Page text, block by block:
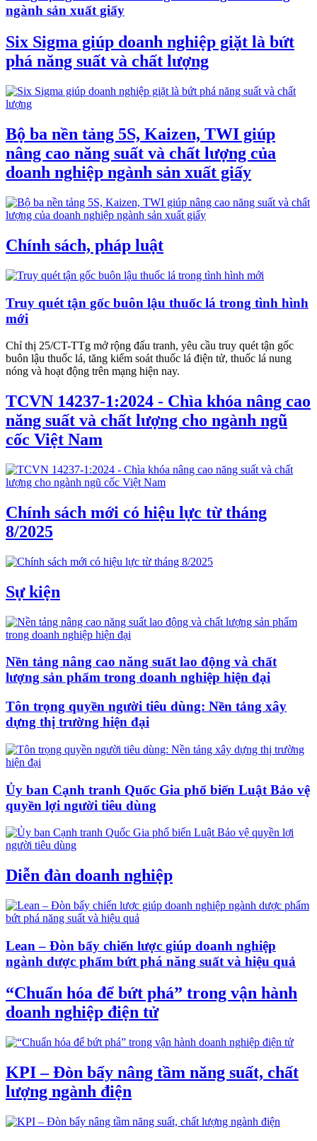
ngành sản xuất giấy
Six Sigma giúp doanh nghiệp giặt là bứt
phá năng suất và chất lượng
Bộ ba nền tảng 5S, Kaizen, TWI giúp
nâng cao năng suất và chất lượng của
doanh nghiệp ngành sản xuất giấy
Chính sách, pháp luật
Truy quét tận gốc buôn lậu thuốc lá trong tình hình
mới
Chỉ thị 25/CT-TTg mở rộng đấu tranh, yêu cầu truy quét tận gốc
buôn lậu thuốc lá, tăng kiểm soát thuốc lá điện tử, thuốc lá nung
nóng và hoạt động trên mạng hiện nay.
TCVN 14237-1:2024 - Chìa khóa nâng cao
năng suất và chất lượng cho ngành ngũ
cốc Việt Nam
Chính sách mới có hiệu lực từ tháng
8/2025
Sự kiện
Nền tảng nâng cao năng suất lao động và chất
lượng sản phẩm trong doanh nghiệp hiện đại
Tôn trọng quyền người tiêu dùng: Nền tảng xây
dựng thị trường hiện đại
Ủy ban Cạnh tranh Quốc Gia phổ biến Luật Bảo vệ
quyền lợi người tiêu dùng
Diễn đàn doanh nghiệp
Lean – Đòn bẩy chiến lược giúp doanh nghiệp
ngành dược phẩm bứt phá năng suất và hiệu quả
“Chuẩn hóa để bứt phá” trong vận hành
doanh nghiệp điện tử
KPI – Đòn bẩy nâng tầm năng suất, chất
lượng ngành điện